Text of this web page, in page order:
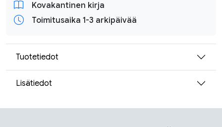
Kovakantinen kirja
Toimitusaika 1-3 arkipäivää
Tuotetiedot
Lisätiedot